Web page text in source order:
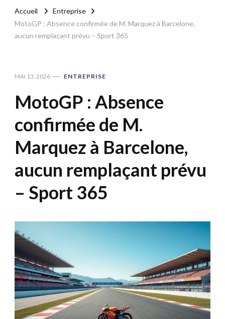
Accueil
Entreprise
MotoGP : Absence confirmée de M. Marquez à Barcelone,
aucun remplaçant prévu – Sport 365
MAI 13, 2026 ENTREPRISE
MotoGP : Absence
confirmée de M.
Marquez à Barcelone,
aucun remplaçant prévu
– Sport 365